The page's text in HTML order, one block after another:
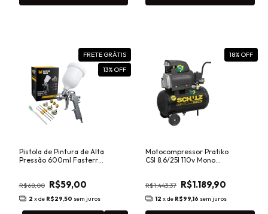
FRETE GRÁTIS
13% OFF
Pistola de Pintura de Alta
Pressão 600ml Fasterr
R$68,00 R$59,00
2 x de R$29,50 sem juros
18% OFF
Motocompressor Pratiko
CSI 8.6/25l 110v Mono
R$1.443,37 R$1.189,90
12 x de R$99,16 sem juros